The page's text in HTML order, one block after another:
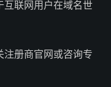
互联网用户在域名世
册商官网或咨询专